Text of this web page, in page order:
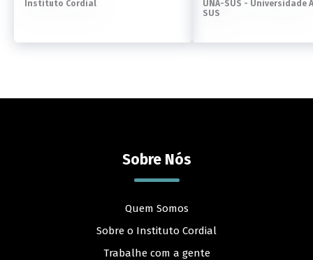
Instituto Cordial
UNA-SUS - Universidade
SUS
Sobre Nós
Quem Somos
Sobre o Instituto Cordial
Trabalhe com a gente